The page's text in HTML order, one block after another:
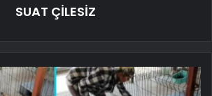
SUAT ÇİLESİZ